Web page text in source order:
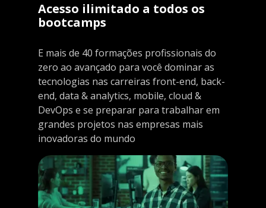
Acesso ilimitado a todos os
bootcamps
E mais de 40 formações profissionais do
zero ao avançado para você dominar as
tecnologias nas carreiras front-end, back-
end, data & analytics, mobile, cloud &
DevOps e se preparar para trabalhar em
grandes projetos nas empresas mais
inovadoras do mundo